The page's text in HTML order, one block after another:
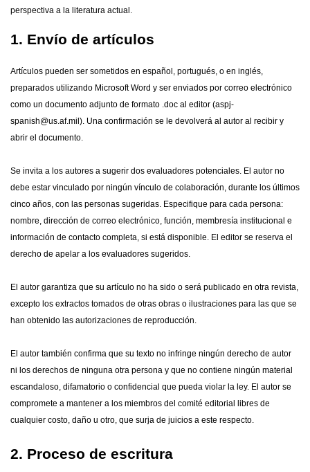
perspectiva a la literatura actual.
1. Envío de artículos
Artículos pueden ser sometidos en español, portugués, o en inglés,
preparados utilizando Microsoft Word y ser enviados por correo electrónico
como un documento adjunto de formato .doc al editor (aspj-
spanish@us.af.mil). Una confirmación se le devolverá al autor al recibir y
abrir el documento.
Se invita a los autores a sugerir dos evaluadores potenciales. El autor no
debe estar vinculado por ningún vínculo de colaboración, durante los últimos
cinco años, con las personas sugeridas. Especifique para cada persona:
nombre, dirección de correo electrónico, función, membresía institucional e
información de contacto completa, si está disponible. El editor se reserva el
derecho de apelar a los evaluadores sugeridos.
El autor garantiza que su artículo no ha sido o será publicado en otra revista,
excepto los extractos tomados de otras obras o ilustraciones para las que se
han obtenido las autorizaciones de reproducción.
El autor también confirma que su texto no infringe ningún derecho de autor
ni los derechos de ninguna otra persona y que no contiene ningún material
escandaloso, difamatorio o confidencial que pueda violar la ley. El autor se
compromete a mantener a los miembros del comité editorial libres de
cualquier costo, daño u otro, que surja de juicios a este respecto.
2. Proceso de escritura